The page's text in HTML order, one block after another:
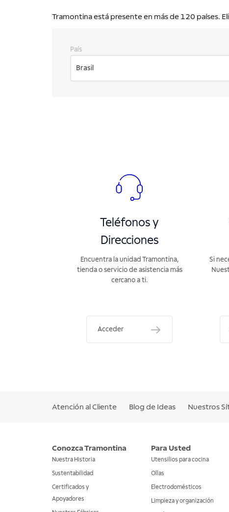
Tramontina está presente en más de 120 países.
País
Brasil
Teléfonos y
Direcciones
Encuentra la unidad Tramontina,
tienda o servicio de asistencia más
cercano a ti.
Acceder
Si
Atención al Cliente Blog de Ideas Nuestros
Conozca Tramontina
Nuestra Historia
Sustentabilidad
Certificados y
Apoyadores
Para Usted
Utensilios para cocina
Ollas
Electrodomésticos
Limpieza y organización